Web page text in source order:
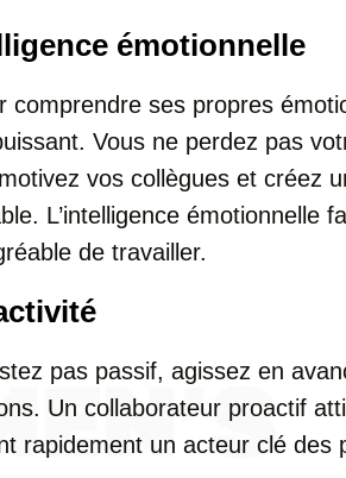
émotionnelle
comprendre ses propres
Vous ne perdez pas
vos collègues et créez
L’intelligence émotionnelle
de travailler.
pas passif, agissez en
Un collaborateur proactif
rapidement un acteur clé des